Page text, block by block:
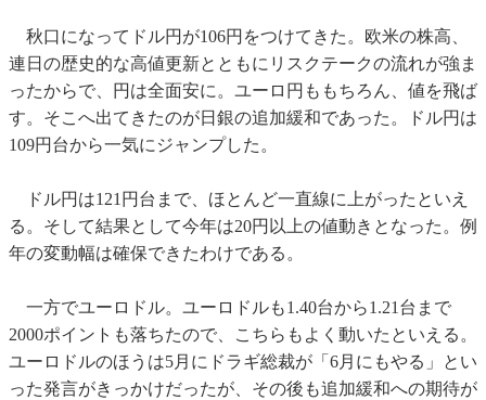
秋口になってドル円が106円をつけてきた。欧米の株高、
連日の歴史的な高値更新とともにリスクテークの流れが強ま
ったからで、円は全面安に。ユーロ円ももちろん、値を飛ば
す。そこへ出てきたのが日銀の追加緩和であった。ドル円は
109円台から一気にジャンプした。
ドル円は121円台まで、ほとんど一直線に上がったといえ
る。そして結果として今年は20円以上の値動きとなった。例
年の変動幅は確保できたわけである。
一方でユーロドル。ユーロドルも1.40台から1.21台まで
2000ポイントも落ちたので、こちらもよく動いたといえる。
ユーロドルのほうは5月にドラギ総裁が「6月にもやる」とい
った発言がきっかけだったが、その後も追加緩和への期待が